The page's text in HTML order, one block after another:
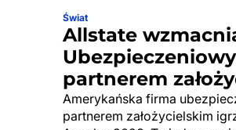
Świat
Allstate
partnerem
Amerykańska firma
partnerem założycielskim